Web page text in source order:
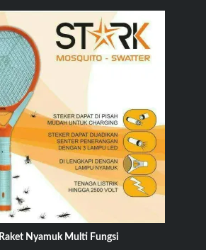
Raket Nyamuk Multi Fungsi